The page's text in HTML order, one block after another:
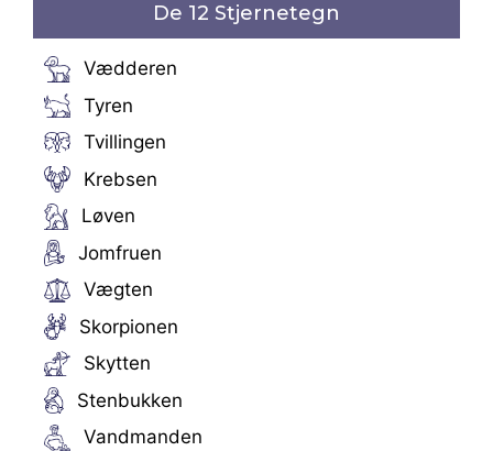
De 12 Stjernetegn
Vædderen
Tyren
Tvillingen
Krebsen
Løven
Jomfruen
Vægten
Skorpionen
Skytten
Stenbukken
Vandmanden